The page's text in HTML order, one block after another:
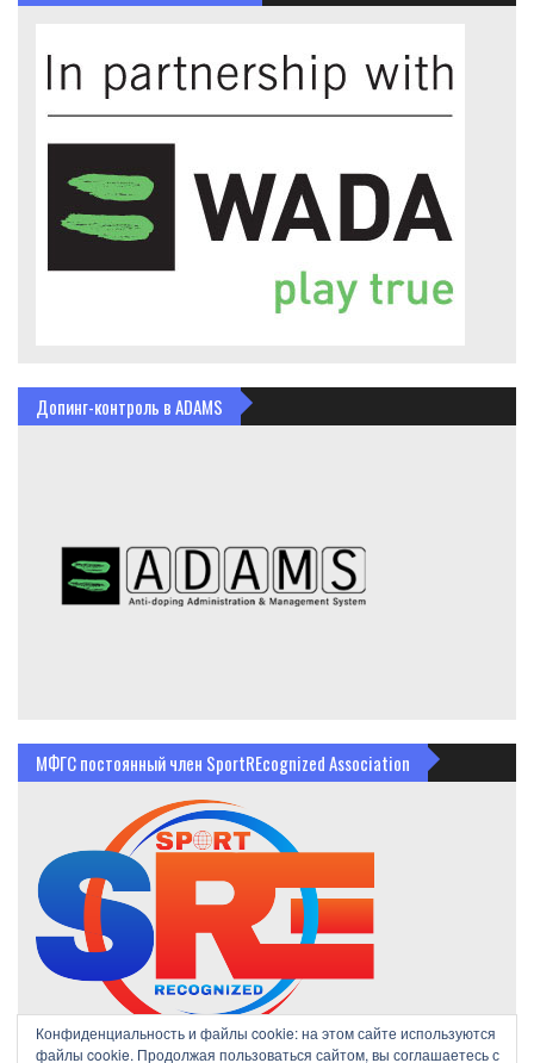
Допинг-контроль в ADAMS
МФГС постоянный член SportREcognized Association
Конфиденциальность и файлы cookie: на этом сайте используются
файлы cookie. Продолжая пользоваться сайтом, вы соглашаетесь с